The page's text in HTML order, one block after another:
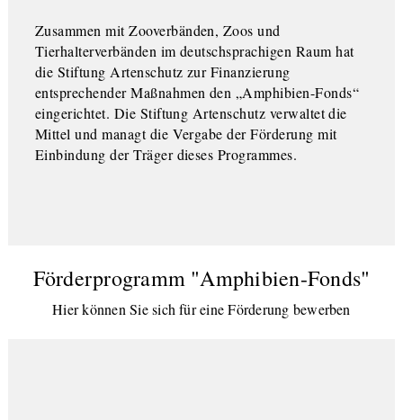
Zusammen mit Zooverbänden, Zoos und
Tierhalterverbänden im deutschsprachigen Raum hat
die Stiftung Artenschutz zur Finanzierung
entsprechender Maßnahmen den „Amphibien-Fonds“
eingerichtet. Die Stiftung Artenschutz verwaltet die
Mittel und managt die Vergabe der Förderung mit
Einbindung der Träger dieses Programmes.
Förderprogramm "Amphibien-Fonds"
Hier können Sie sich für eine Förderung bewerben